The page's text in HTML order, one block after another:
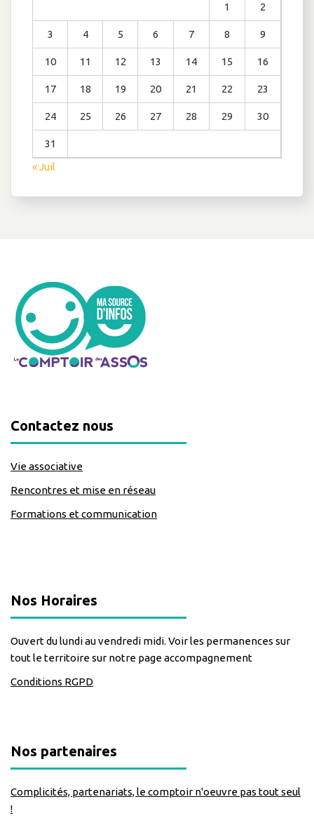
1 2
3 4 5 6 7 8 9
10 11 12 13 14 15 16
17 18 19 20 21 22 23
24 25 26 27 28 29 30
31
« Juil
Contactez nous
Vie associative
Rencontres et mise en réseau
Formations et communication
Nos Horaires
Ouvert du lundi au vendredi midi. Voir les permanences sur
tout le territoire sur notre page accompagnement
Conditions RGPD
Nos partenaires
Complicités, partenariats, le comptoir n'oeuvre pas tout seul
!